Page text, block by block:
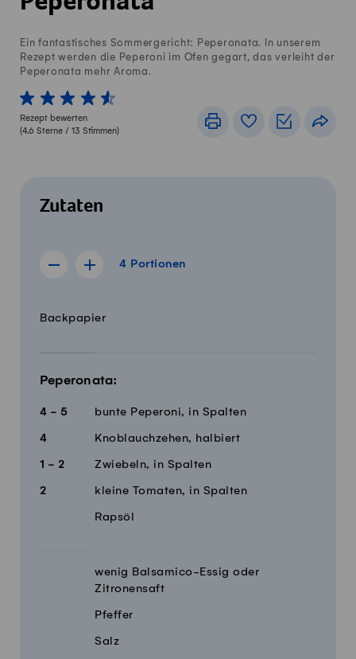
Ein fantastisches Sommergericht: Peperonata. In unserem
Rezept werden die Peperoni im Ofen gegart, das verleiht der
Peperonata mehr Aroma.
1 von 5 Sterne
2 von 5 Sterne
3 von 5 Sterne
4 von 5 Sterne
5 von 5 Sterne
Rezept bewerten
(4.6 Sterne / 13 Stimmen)
DruckenRezeptbuch
Zutaten
4 Portionen
Rezept für 3 Portionen anzeigen
Rezept für 5 Portionen anzeigen
4 Portionen
MengeZutaten
Backpapier
Peperonata:
4 - 5 bunte Peperoni, in Spalten
4 Knoblauchzehen, halbiert
1 - 2 Zwiebeln, in Spalten
2 kleine Tomaten, in Spalten
Rapsöl
wenig Balsamico-Essig oder
Zitronensaft
Pfeffer
Salz